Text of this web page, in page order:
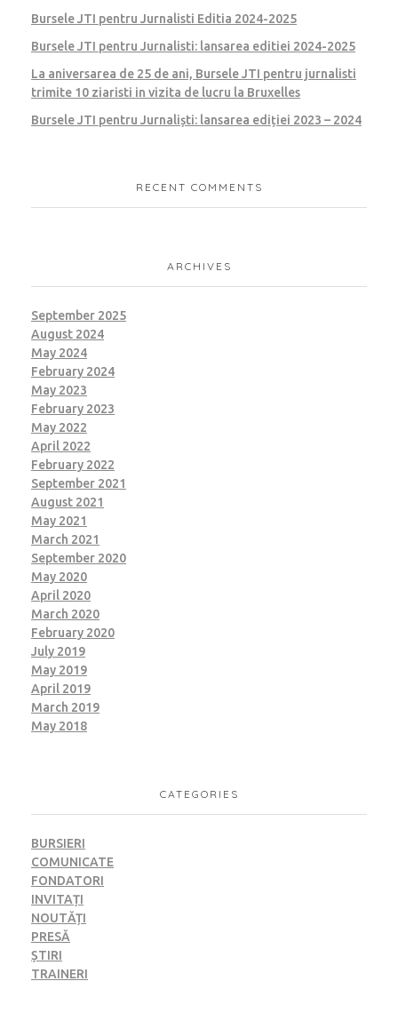
Bursele JTI pentru Jurnalisti Editia 2024-2025
Bursele JTI pentru Jurnalisti: lansarea editiei 2024-2025
La aniversarea de 25 de ani, Bursele JTI pentru jurnalisti
trimite 10 ziaristi in vizita de lucru la Bruxelles
Bursele JTI pentru Jurnaliști: lansarea ediției 2023 – 2024
RECENT COMMENTS
ARCHIVES
September 2025
August 2024
May 2024
February 2024
May 2023
February 2023
May 2022
April 2022
February 2022
September 2021
August 2021
May 2021
March 2021
September 2020
May 2020
April 2020
March 2020
February 2020
July 2019
May 2019
April 2019
March 2019
May 2018
CATEGORIES
BURSIERI
COMUNICATE
FONDATORI
INVITAȚI
NOUTĂȚI
PRESĂ
ȘTIRI
TRAINERI